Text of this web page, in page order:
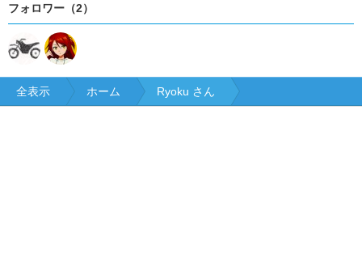
フォロワー（2）
全表示 ホーム Ryoku さん